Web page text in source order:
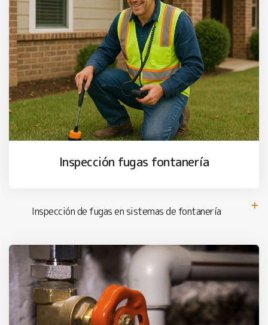
Inspección fugas fontanería
Inspección de fugas en sistemas de fontanería